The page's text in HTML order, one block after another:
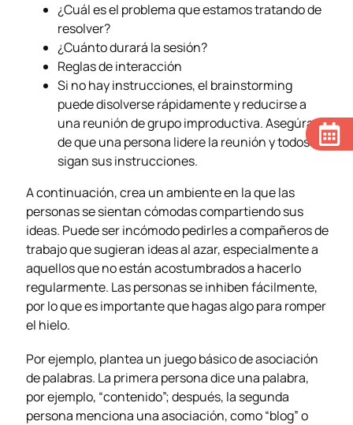
¿Cuál es el problema que estamos tratando de
resolver?
¿Cuánto durará la sesión?
Reglas de interacción
Si no hay instrucciones, el brainstorming
puede disolverse rápidamente y reducirse a
una reunión de grupo improductiva. Asegúrate
de que una persona lidere la reunión y todos
sigan sus instrucciones.
A continuación, crea un ambiente en la que las
personas se sientan cómodas compartiendo sus
ideas. Puede ser incómodo pedirles a compañeros de
trabajo que sugieran ideas al azar, especialmente a
aquellos que no están acostumbrados a hacerlo
regularmente. Las personas se inhiben fácilmente,
por lo que es importante que hagas algo para romper
el hielo.
Por ejemplo, plantea un juego básico de asociación
de palabras. La primera persona dice una palabra,
por ejemplo, “contenido”; después, la segunda
persona menciona una asociación, como “blog” o